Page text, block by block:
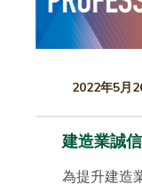
2022年5月
建造業誠
為提升建造